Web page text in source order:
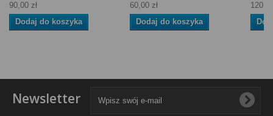
90,00 zł
Dodaj do koszyka
60,00 zł
Dodaj do koszyka
Newsletter